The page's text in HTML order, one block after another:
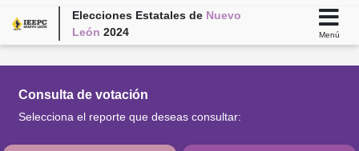
Elecciones Estatales de Nuevo
León 2024 Menú
Consulta de votación
Selecciona el reporte que deseas consultar: